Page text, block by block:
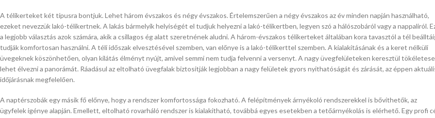
A télikerteket két típusra bontjuk. Lehet három évszakos és négy évszakos. Értelemszerűen a négy évszakos az év minden napján használható,
ezeket nevezzük lakó-télikertnek. A lakás bármelyik helyiségét el tudjuk helyezni a lakó-télikertben, legyen szó a hálószobáról vagy a nappaliról.
a legjobb választás azok számára, akik a csillagos ég alatt szeretnének aludni. A három-évszakos télikerteket általában kora tavasztól a tél
tudják komfortosan használni. A téli időszak elvesztésével szemben, van előnye is a lakó-télikerttel szemben. A kialakításának és a keret nélküli
üvegeknek köszönhetően, olyan kilátás élményt nyújt, amivel semmi nem tudja felvenni a versenyt. A nagy üvegfelületeken keresztül
lehet élvezni a panorámát. Ráadásul az eltolható üvegfalak biztosítják legjobban a nagy felületek gyors nyithatóságát és zárását, az éppen
időjárásnak megfelelően.
A naptérszobák egy másik fő előnye, hogy a rendszer komfortossága fokozható. A felépítmények árnyékoló rendszerekkel is bővíthetők, az
ügyfelek igénye alapján. Emellett, eltolható rovarháló rendszer is kialakítható, továbbá egyes esetekben a tetőárnyékolás is elérhető. Egy profi